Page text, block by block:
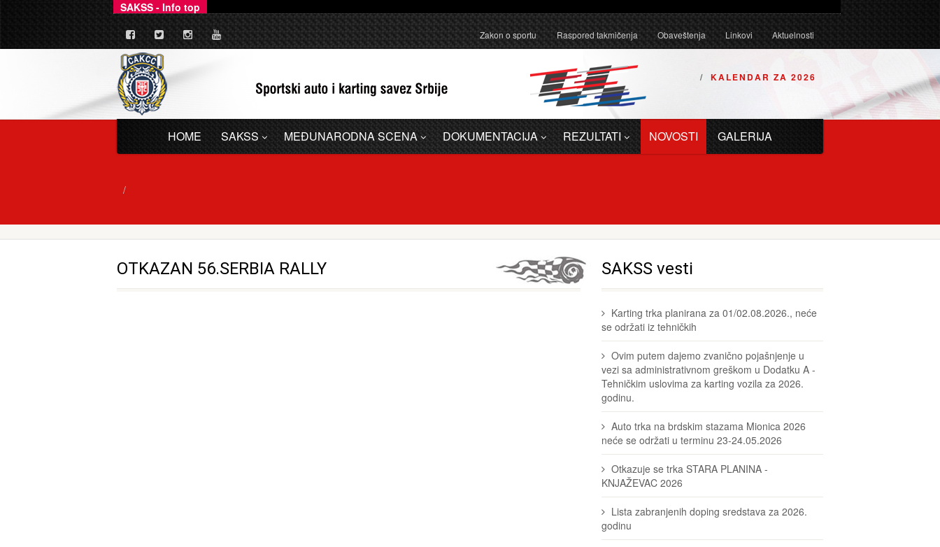
SAKSS - Info top
Zakon o sportu Raspored takmičenja Obaveštenja Linkovi Aktuelnosti
KALENDAR ZA 2026
HOME SAKSS MEĐUNARODNA SCENA DOKUMENTACIJA REZULTATI NOVOSTI GALERIJA
OTKAZAN 56.SERBIA RALLY SAKSS vesti
Karting trka planirana za 01/02.08.2026., neće
se održati iz tehničkih
Ovim putem dajemo zvanično pojašnjenje u
vezi sa administrativnom greškom u Dodatku A -
Tehničkim uslovima za karting vozila za 2026.
godinu.
Auto trka na brdskim stazama Mionica 2026
neće se održati u terminu 23-24.05.2026
Otkazuje se trka STARA PLANINA -
KNJAŽEVAC 2026
Lista zabranjenih doping sredstava za 2026.
godinu